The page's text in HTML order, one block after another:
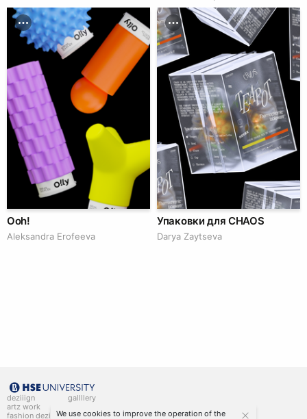
Ooh!
Aleksandra Erofeeva
Упаковки для CHAOS
Darya Zaytseva
deziiign
artz work
fashion deziiign
gallllery
kiiids.art
We use cookies to improve the operation of the